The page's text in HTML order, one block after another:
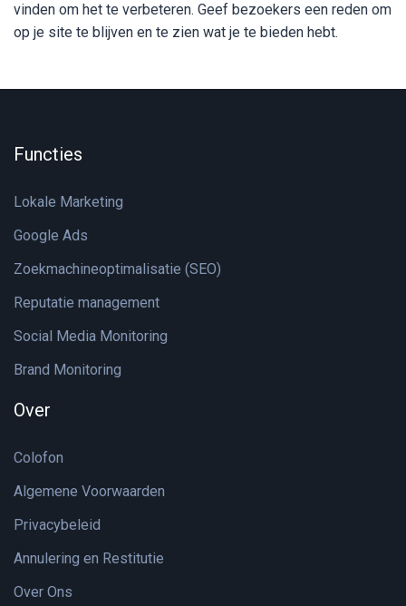
vinden om het te verbeteren. Geef bezoekers een reden om
op je site te blijven en te zien wat je te bieden hebt.
Functies
Lokale Marketing
Google Ads
Zoekmachineoptimalisatie (SEO)
Reputatie management
Social Media Monitoring
Brand Monitoring
Over
Colofon
Algemene Voorwaarden
Privacybeleid
Annulering en Restitutie
Over Ons